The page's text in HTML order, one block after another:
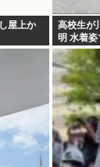
屋上か
高校生が
明 水着